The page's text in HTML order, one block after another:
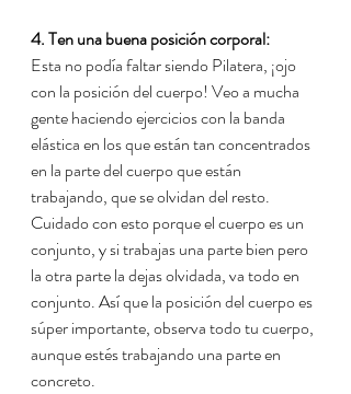
4. Ten una buena posición corporal:
Esta no podía faltar siendo Pilatera, ¡ojo
con la posición del cuerpo! Veo a mucha
gente haciendo ejercicios con la banda
elástica en los que están tan concentrados
en la parte del cuerpo que están
trabajando, que se olvidan del resto.
Cuidado con esto porque el cuerpo es un
conjunto, y si trabajas una parte bien pero
la otra parte la dejas olvidada, va todo en
conjunto. Así que la posición del cuerpo es
súper importante, observa todo tu cuerpo,
aunque estés trabajando una parte en
concreto.